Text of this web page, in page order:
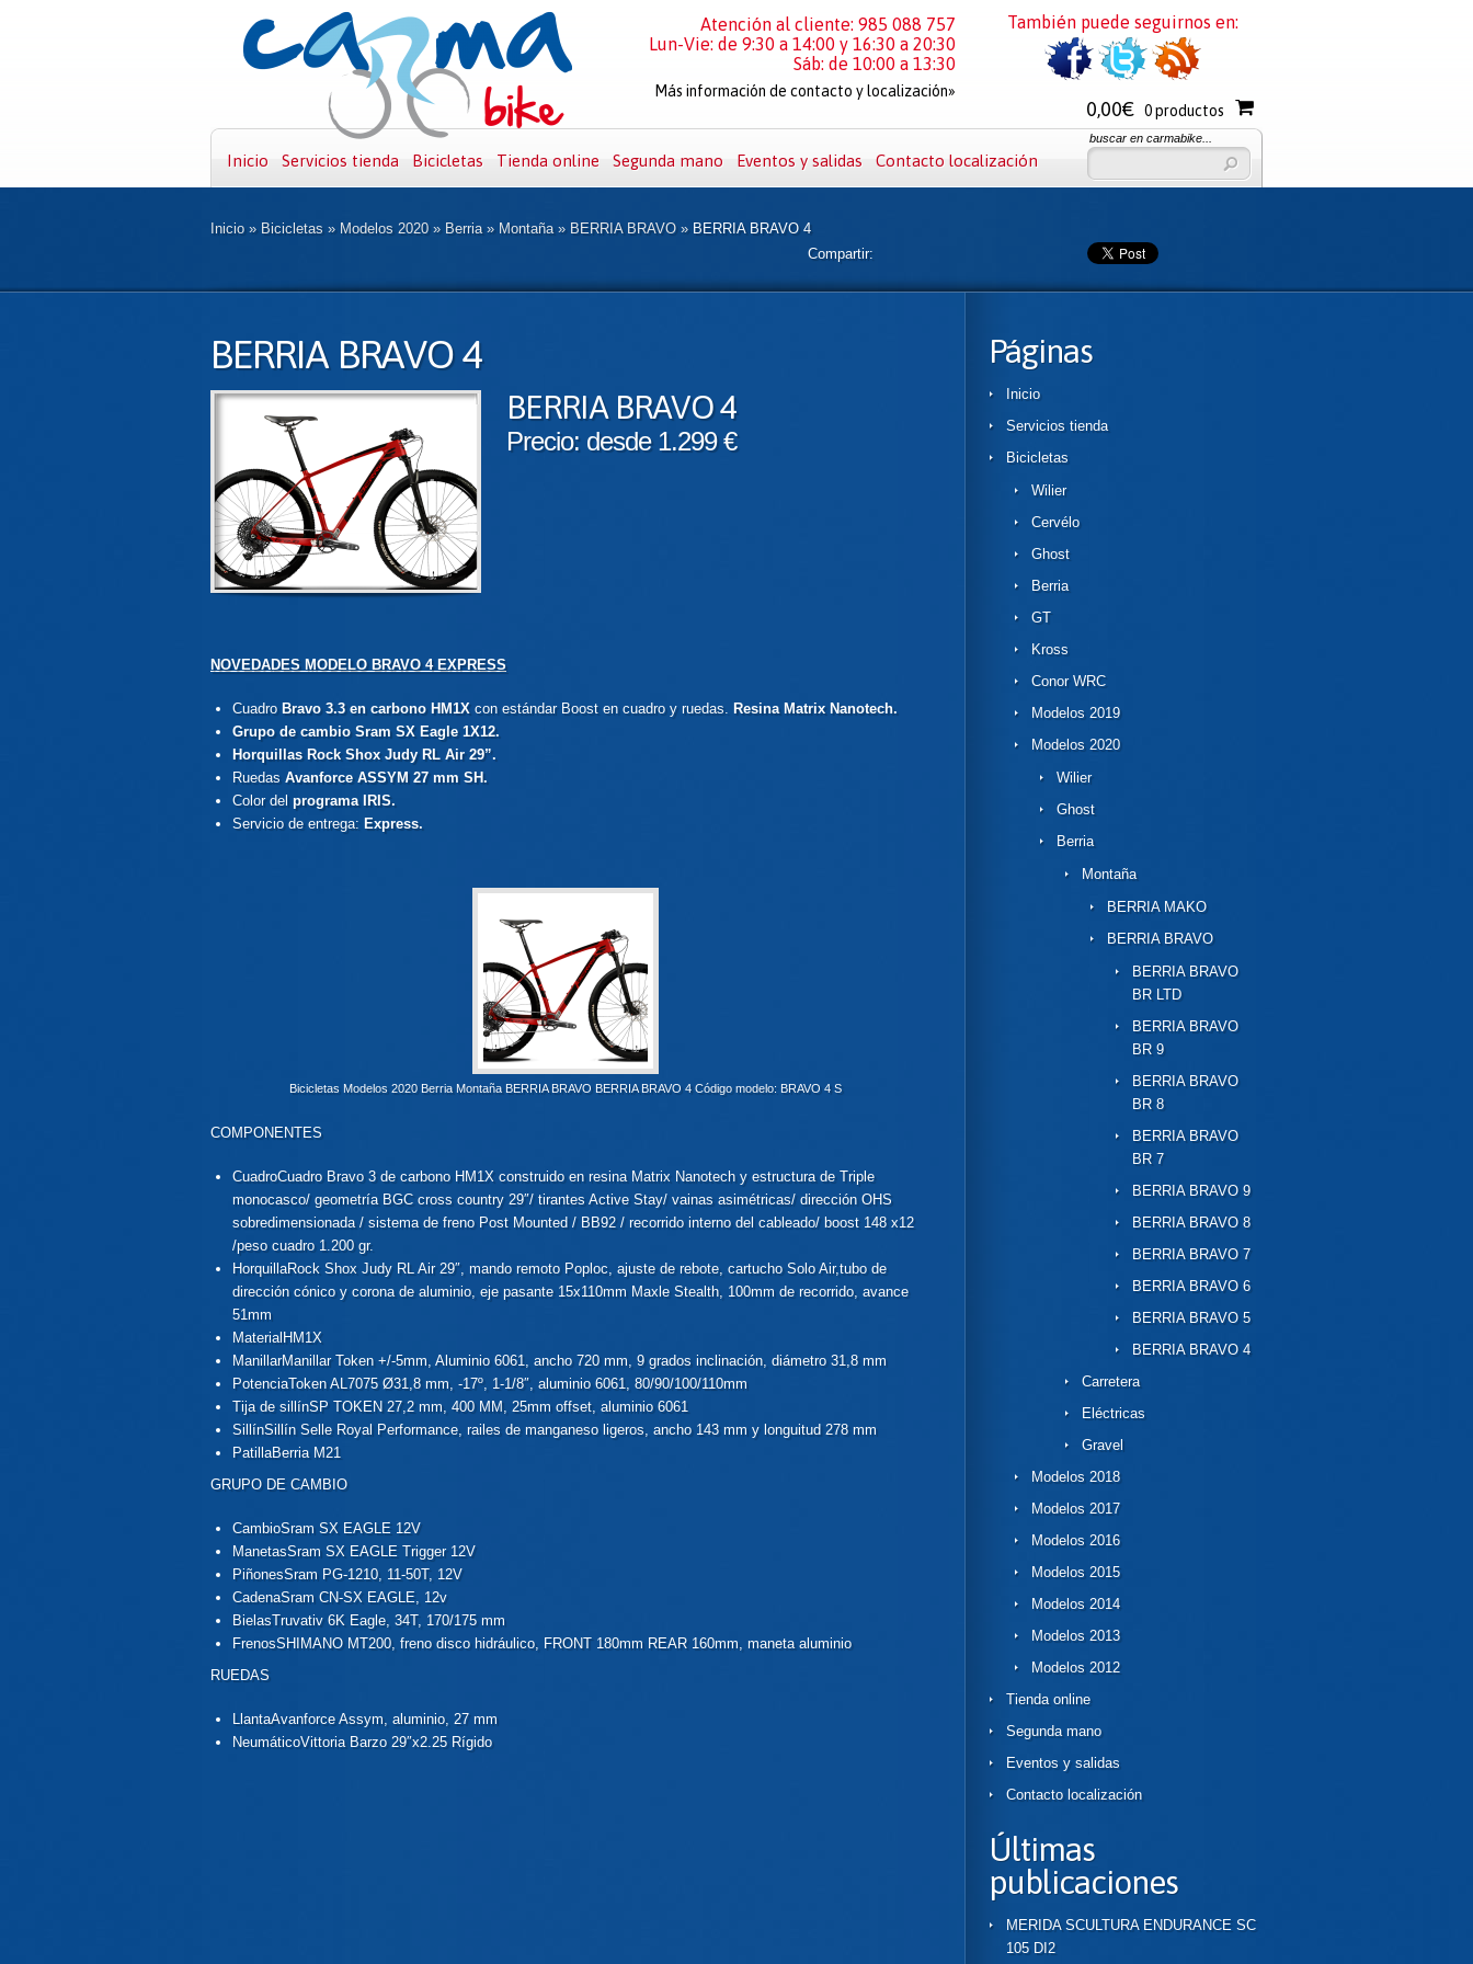
Inicio Servicios tienda Bicicletas Tienda online Segunda mano Eventos y salidas Contacto localización
buscar en carmabike...
Inicio » Bicicletas » Modelos 2020 » Berria » Montaña » BERRIA BRAVO » BERRIA BRAVO 4
Compartir:
BERRIA BRAVO 4
BERRIA BRAVO 4
Precio: desde 1.299 €
NOVEDADES MODELO BRAVO 4 EXPRESS
Cuadro Bravo 3.3 en carbono HM1X con estándar Boost en cuadro y ruedas. Resina Matrix Nanotech.
Grupo de cambio Sram SX Eagle 1X12.
Horquillas Rock Shox Judy RL Air 29”.
Ruedas Avanforce ASSYM 27 mm SH.
Color del programa IRIS.
Servicio de entrega: Express.
Bicicletas Modelos 2020 Berria Montaña BERRIA BRAVO BERRIA BRAVO 4 Código modelo: BRAVO 4 S
COMPONENTES
CuadroCuadro Bravo 3 de carbono HM1X construido en resina Matrix Nanotech y estructura de Triple
monocasco/ geometría BGC cross country 29″/ tirantes Active Stay/ vainas asimétricas/ dirección OHS
sobredimensionada / sistema de freno Post Mounted / BB92 / recorrido interno del cableado/ boost 148 x12
/peso cuadro 1.200 gr.
HorquillaRock Shox Judy RL Air 29″, mando remoto Poploc, ajuste de rebote, cartucho Solo Air,tubo de
dirección cónico y corona de aluminio, eje pasante 15x110mm Maxle Stealth, 100mm de recorrido, avance
51mm
MaterialHM1X
ManillarManillar Token +/-5mm, Aluminio 6061, ancho 720 mm, 9 grados inclinación, diámetro 31,8 mm
PotenciaToken AL7075 Ø31,8 mm, -17º, 1-1/8″, aluminio 6061, 80/90/100/110mm
Tija de sillínSP TOKEN 27,2 mm, 400 MM, 25mm offset, aluminio 6061
SillínSillín Selle Royal Performance, railes de manganeso ligeros, ancho 143 mm y longuitud 278 mm
PatillaBerria M21
GRUPO DE CAMBIO
CambioSram SX EAGLE 12V
ManetasSram SX EAGLE Trigger 12V
PiñonesSram PG-1210, 11-50T, 12V
CadenaSram CN-SX EAGLE, 12v
BielasTruvativ 6K Eagle, 34T, 170/175 mm
FrenosSHIMANO MT200, freno disco hidráulico, FRONT 180mm REAR 160mm, maneta aluminio
RUEDAS
LlantaAvanforce Assym, aluminio, 27 mm
NeumáticoVittoria Barzo 29″x2.25 Rígido
Páginas
Inicio
Servicios tienda
Bicicletas
Wilier
Cervélo
Ghost
Berria
GT
Kross
Conor WRC
Modelos 2019
Modelos 2020
Wilier
Ghost
Berria
Montaña
BERRIA MAKO
BERRIA BRAVO
BERRIA BRAVO
BR LTD
BERRIA BRAVO
BR 9
BERRIA BRAVO
BR 8
BERRIA BRAVO
BR 7
BERRIA BRAVO 9
BERRIA BRAVO 8
BERRIA BRAVO 7
BERRIA BRAVO 6
BERRIA BRAVO 5
BERRIA BRAVO 4
Carretera
Eléctricas
Gravel
Modelos 2018
Modelos 2017
Modelos 2016
Modelos 2015
Modelos 2014
Modelos 2013
Modelos 2012
Tienda online
Segunda mano
Eventos y salidas
Contacto localización
Últimas
publicaciones
MERIDA SCULTURA ENDURANCE SC
105 DI2
Atención al cliente: 985 088 757
Lun-Vie: de 9:30 a 14:00 y 16:30 a 20:30
Sáb: de 10:00 a 13:30
Más información de contacto y localización»
También puede seguirnos en:
0,00€ 0 productos